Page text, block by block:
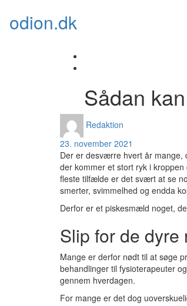
content
odion.dk
Sådan
Redaktion
23. november 2021
Der er desværre hvert år mange,
der kommer et stort ryk i
fleste tilfælde er det svært at se
smerter, svimmelhed og endda
Derfor er et piskesmæld noget,
Slip for de dyre
Mange er derfor nødt til at søge
behandlinger til fysioterapeuter
gennem hverdagen.
For mange er det dog